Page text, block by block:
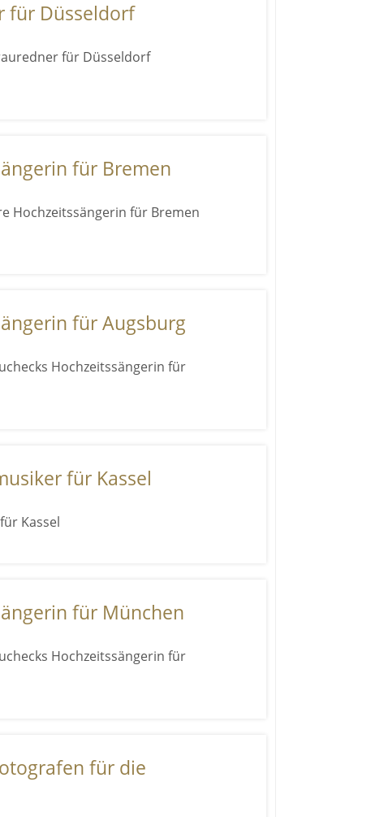
für Düsseldorf
für Düsseldorf
für Bremen
Hochzeitssängerin für Bremen
für Augsburg
Hochzeitssängerin für
für Kassel
Kassel
für München
Hochzeitssängerin für
für die